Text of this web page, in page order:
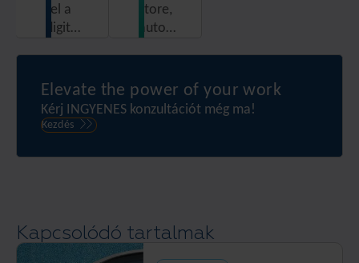
fel a
digitális
öt
lépésben.
store,
automate,
the
power
data
of
automation
Elevate the power of your work
Kérj INGYENES konzultációt még ma!
Kezdés
Kapcsolódó tartalmak